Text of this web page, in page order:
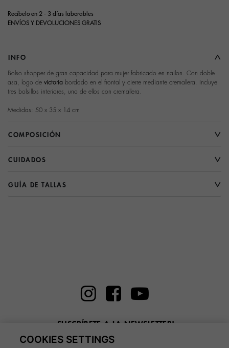
Recíbelo en 2 - 3 días laborables
ENVÍOS Y DEVOLUCIONES GRATIS
INFO
Bolso shopper de gran capacidad para mujer fabricado en nailon. Con doble
asa, logo de victoria bordado en el frontal y cierre mediante cremallera. Incluye
tres bolsillos interiores, uno de ellos con cremallera.
Medidas: 50 x 35 x 14 cm
COMPOSICIÓN
CUIDADOS
GUÍA DE TALLAS
¡SUSCRÍBETE A LA NEWSLETTER!
Introduce aquí tu email
COOKIES SETTINGS